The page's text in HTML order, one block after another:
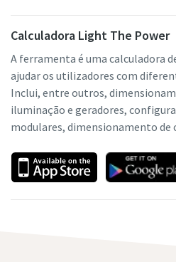
Calculadora Light The Power
A ferramenta é uma calculadora
ajudar os utilizadores com
Inclui, entre outros,
iluminação e geradores,
modulares, dimensionamento de